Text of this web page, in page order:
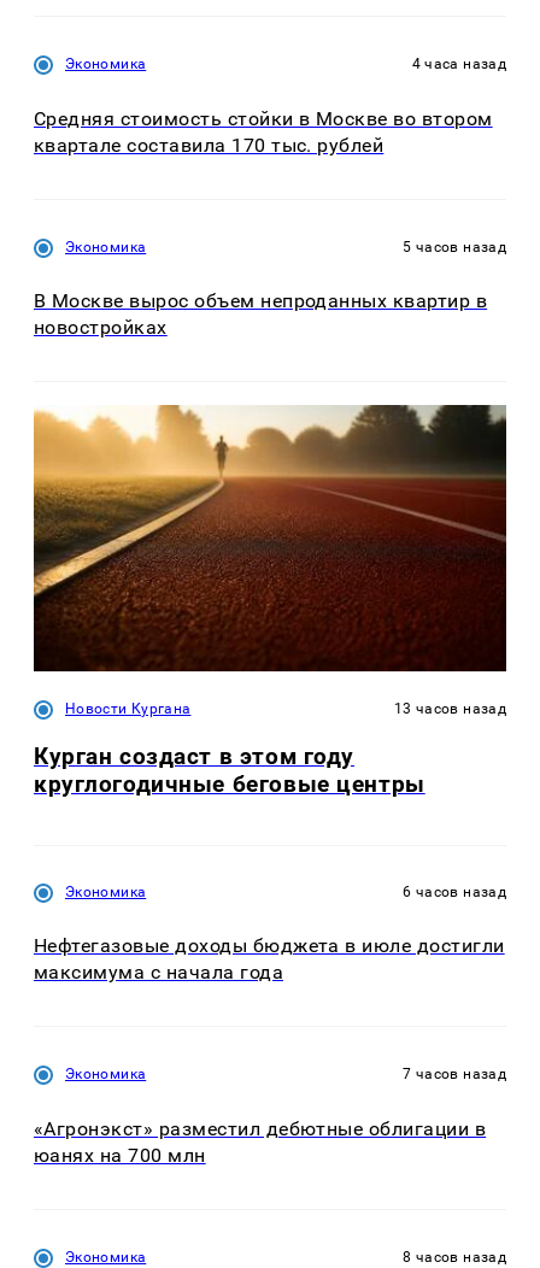
Экономика 4 часа назад
Средняя стоимость стойки в Москве во втором
квартале составила 170 тыс. рублей
Экономика 5 часов назад
В Москве вырос объем непроданных квартир в
новостройках
Новости Кургана 13 часов назад
Курган создаст в этом году
круглогодичные беговые центры
Экономика 6 часов назад
Нефтегазовые доходы бюджета в июле достигли
максимума с начала года
Экономика 7 часов назад
«Агронэкст» разместил дебютные облигации в
юанях на 700 млн
Экономика 8 часов назад